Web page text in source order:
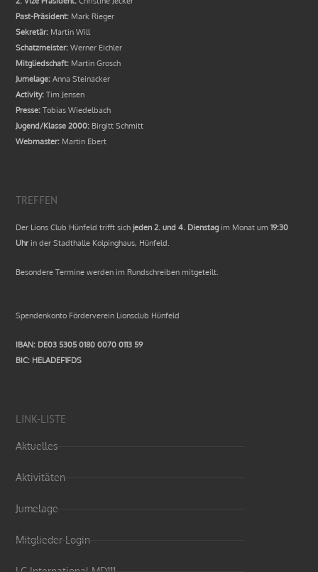
Past-Präsident: Mark Rieger
Sekretär: Martin Will
Schatzmeister: Werner Eichler
Mitgliedschaft: Martin Grosch
Jumelage: Anna Steinacker
Activity: Tim Jensen
Presse: Tobias Wiedelbach
Jugend/Klasse 2000: Birgitt Schmitt
Webmaster: Martin Ebert
TREFFEN
Der Lions Club Hünfeld trifft sich jeden 2. und 4. Dienstag im Monat um19:30
Uhrin der Stadthalle Kolpinghaus, Hünfeld.
Besondere Termine werden im Rundschreiben mitgeteilt.
Spendenkonto Förderverein Lionsclub Hünfeld
IBAN: DE03 5305 0180 0070 0113 59
BIC: HELADEF1FDS
LINK-LISTE
Aktuelles
Aktivitäten
Jumelage
Mitglieder Login